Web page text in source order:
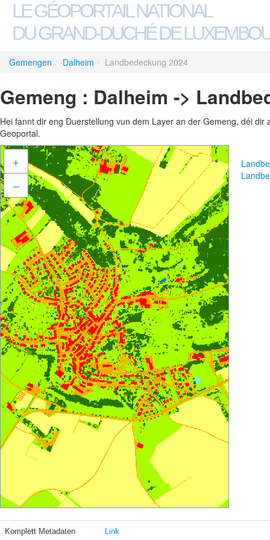
LE GÉOPORTAIL NATIONAL
DU GRAND-DUCHÉ DE
Gemengen / Dalheim / Landbedeckung 2024
Gemeng : Dalheim ->
Hei fannt dir eng Duerstellung vun dem Layer an der Gemeng, déi
Geoportal.
+
–
Komplett Metadaten Link